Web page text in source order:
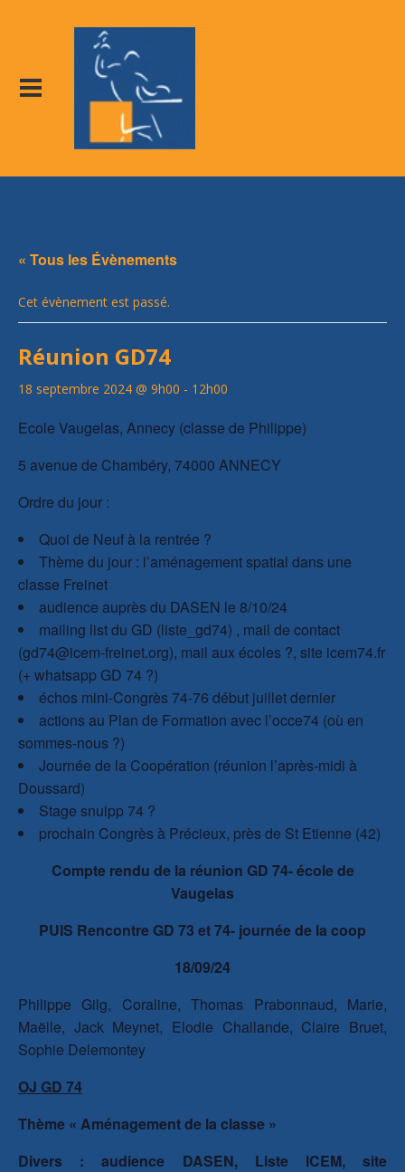
« Tous les Évènements
Cet évènement est passé.
Réunion GD74
18 septembre 2024 @ 9h00 - 12h00
Ecole Vaugelas, Annecy (classe de Philippe)
5 avenue de Chambéry, 74000 ANNECY
Ordre du jour :
Quoi de Neuf à la rentrée ?
Thème du jour : l’aménagement spatial dans une
classe Freinet
audience auprès du DASEN le 8/10/24
mailing list du GD (liste_gd74) , mail de contact
(gd74@icem-freinet.org), mail aux écoles ?, site icem74.fr
(+ whatsapp GD 74 ?)
échos mini-Congrès 74-76 début juillet dernier
actions au Plan de Formation avec l’occe74 (où en
sommes-nous ?)
Journée de la Coopération (réunion l’après-midi à
Doussard)
Stage snuipp 74 ?
prochain Congrès à Précieux, près de St Etienne (42)
Compte rendu de la réunion GD 74- école de
Vaugelas
PUIS Rencontre GD 73 et 74- journée de la coop
18/09/24
Philippe Gilg, Coraline, Thomas Prabonnaud, Marie,
Maëlle, Jack Meynet, Elodie Challande, Claire Bruet,
Sophie Delemontey
OJ GD 74
Thème « Aménagement de la classe »
Divers : audience DASEN, Liste ICEM, site